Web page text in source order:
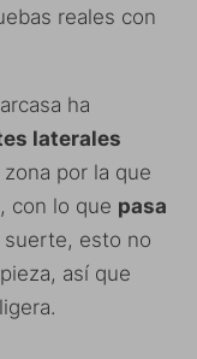
reales con
ha
laterales
por la que
con lo que pasa
suerte, esto no
así que